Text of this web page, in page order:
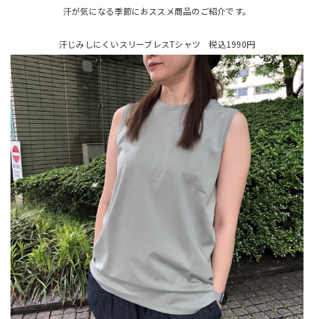
汗が気になる季節におススメ商品のご紹介です。
汗じみしにくいスリーブレスTシャツ 税込1990円